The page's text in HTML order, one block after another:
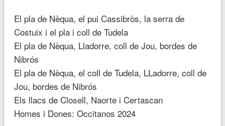
El pla de Nèqua, el pui Cassibròs, la serra de
Costuix i el pla i coll de Tudela
El pla de Nèqua, Lladorre, coll de Jou, bordes de
Nibrós
El pla de Nèqua, el coll de Tudela, LLadorre, coll de
Jou, bordes de Nibrós
Els llacs de Closell, Naorte i Certascan
Homes i Dones: Occitanos 2024